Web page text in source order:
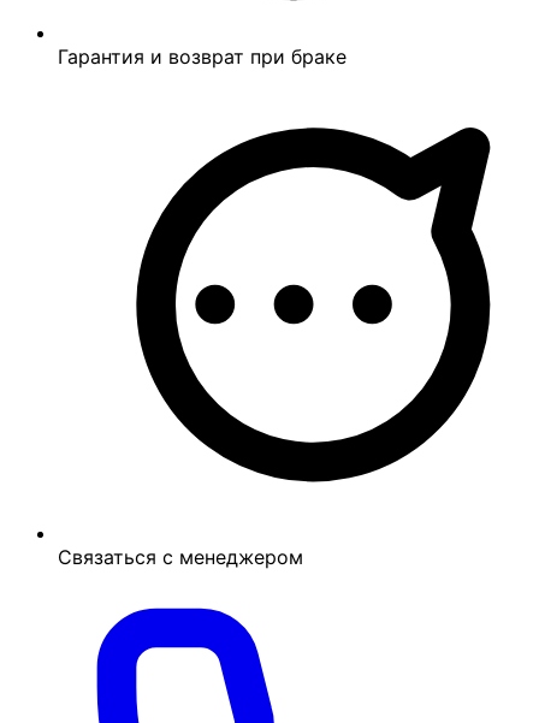
Гарантия и возврат при браке
Связаться с менеджером